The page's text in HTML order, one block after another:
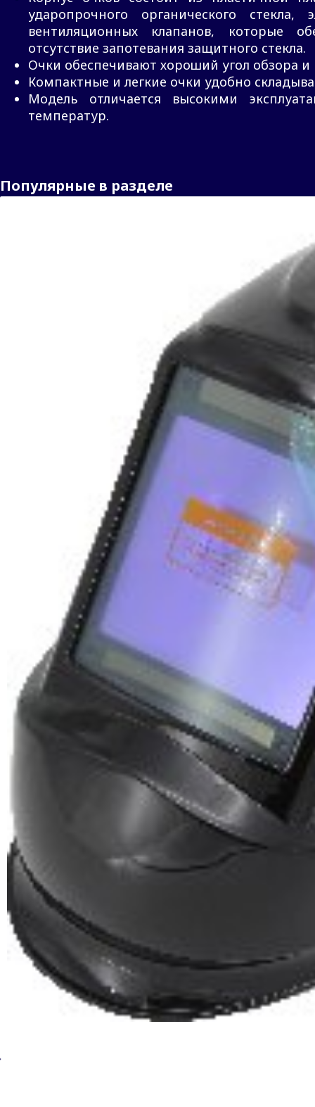
ударопрочного органического
вентиляционных клапанов, которые
отсутствие запотевания защитного стекла.
Очки обеспечивают хороший угол обзора
Компактные и легкие очки удобно
Модель отличается высокими
температур.
Популярные в разделе